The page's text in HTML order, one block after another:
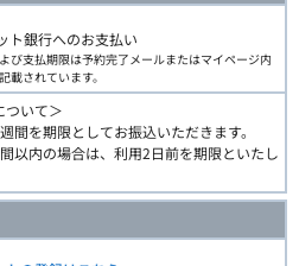
ト銀行へのお支払い
び支払期限は予約完了メールまたはマイページ内
載されています。
ついて＞
間を期限としてお振込いただきます。
以内の場合は、利用2日前を期限といたし